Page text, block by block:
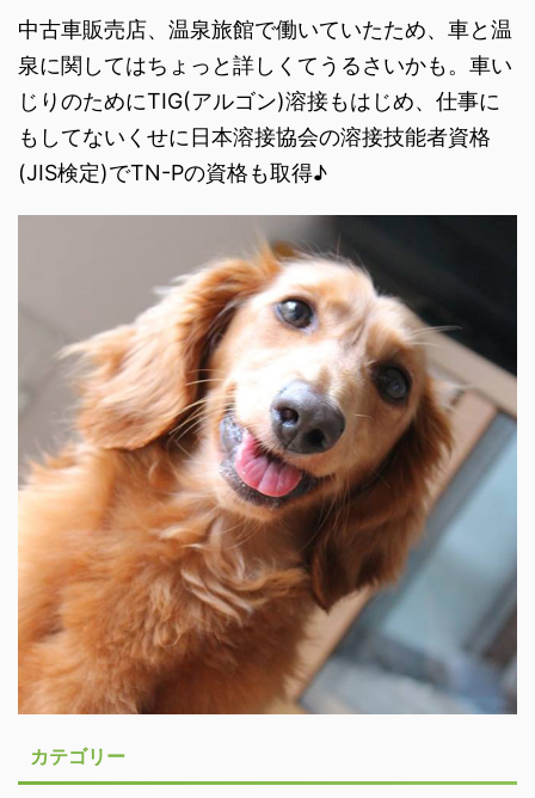
中古車販売店、温泉旅館で働いていたため、車と温
泉に関してはちょっと詳しくてうるさいかも。車い
じりのためにTIG(アルゴン)溶接もはじめ、仕事に
もしてないくせに日本溶接協会の溶接技能者資格
(JIS検定)でTN-Pの資格も取得♪
カテゴリー